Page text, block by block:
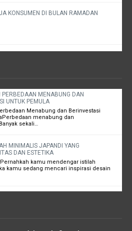
KONSUMEN DI BULAN RAMADAN
PERBEDAAN MENABUNG DAN
UNTUK PEMULA
Menabung dan Berinvestasi
menabung dan
sekali…
MINIMALIS JAPANDI YANG
DAN ESTETIKA
kamu mendengar istilah
kamu sedang mencari inspirasi desain